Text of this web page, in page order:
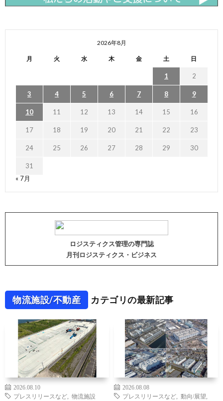
2026年8月
月 火 水 木 金 土 日
1 2
3 4 5 6 7 8 9
10 11 12 13 14 15 16
17 18 19 20 21 22 23
24 25 26 27 28 29 30
31
« 7月
ロジスティクス管理の専門誌
月刊ロジスティクス・ビジネス
物流施設/不動産 カテゴリの最新記事
2026.08.10
プレスリリースなど
物流施設
2026.08.08
プレスリリースなど
動向/展望